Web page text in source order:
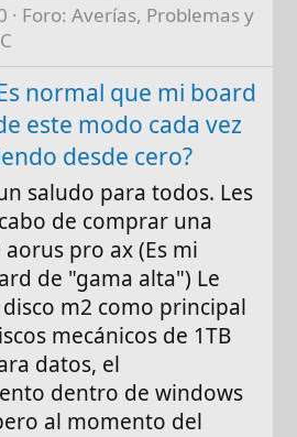
Foro:Averías, Problemas y
normal que mi board
este modo cada vez
desde cero?
saludo para todos. Les
de comprar una
pro ax (Es mi
de "gama alta") Le
m2 como principal
mecánicos de 1TB
datos, el
dentro de windows
al momento del